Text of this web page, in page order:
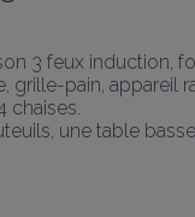
3 feux induction,
grille-pain, appareil
chaises.
une table